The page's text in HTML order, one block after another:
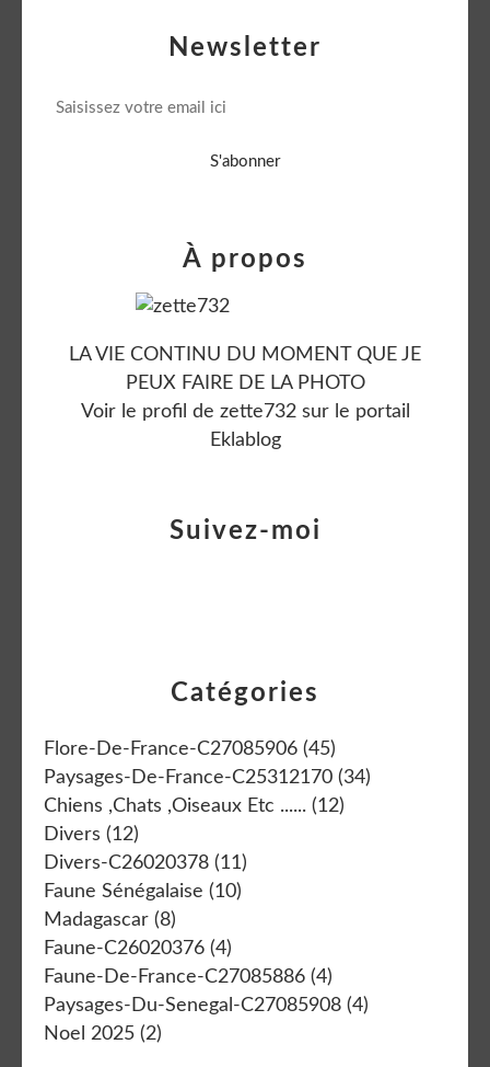
Newsletter
Catégories
Flore-De-France-C27085906 (45)
Paysages-De-France-C25312170 (34)
Chiens ,chats ,oiseaux Etc ...... (12)
Divers (12)
Divers-C26020378 (11)
Faune Sénégalaise (10)
Madagascar (8)
Faune-C26020376 (4)
Faune-De-France-C27085886 (4)
Paysages-Du-Senegal-C27085908 (4)
Noel 2025 (2)
Suivez-moi
À propos
LA VIE CONTINU DU MOMENT QUE JE
PEUX FAIRE DE LA PHOTO
Voir le profil de zette732sur le portail
Eklablog